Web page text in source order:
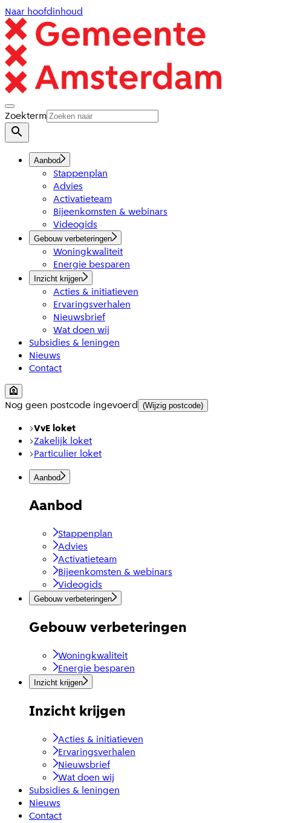
Naar hoofdinhoud
Zoekterm
Aanbod
Stappenplan
Advies
Activatieteam
Bijeenkomsten & webinars
Videogids
Gebouw verbeteringen
Woningkwaliteit
Energie besparen
Inzicht krijgen
Acties & initiatieven
Ervaringsverhalen
Nieuwsbrief
Wat doen wij
Subsidies & leningen
Nieuws
Contact
Nog geen postcode ingevoerd (Wijzig postcode)
VvE loket
Zakelijk loket
Particulier loket
Aanbod
Aanbod
Stappenplan
Advies
Activatieteam
Bijeenkomsten & webinars
Videogids
Gebouw verbeteringen
Gebouw verbeteringen
Woningkwaliteit
Energie besparen
Inzicht krijgen
Inzicht krijgen
Acties & initiatieven
Ervaringsverhalen
Nieuwsbrief
Wat doen wij
Subsidies & leningen
Nieuws
Contact